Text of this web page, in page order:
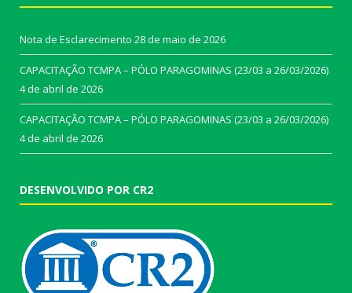
Nota de Esclarecimento 28 de maio de 2026
CAPACITAÇÃO TCMPA – PÓLO PARAGOMINAS (23/03 a 26/03/2026)
4 de abril de 2026
CAPACITAÇÃO TCMPA – PÓLO PARAGOMINAS (23/03 a 26/03/2026)
4 de abril de 2026
DESENVOLVIDO POR CR2